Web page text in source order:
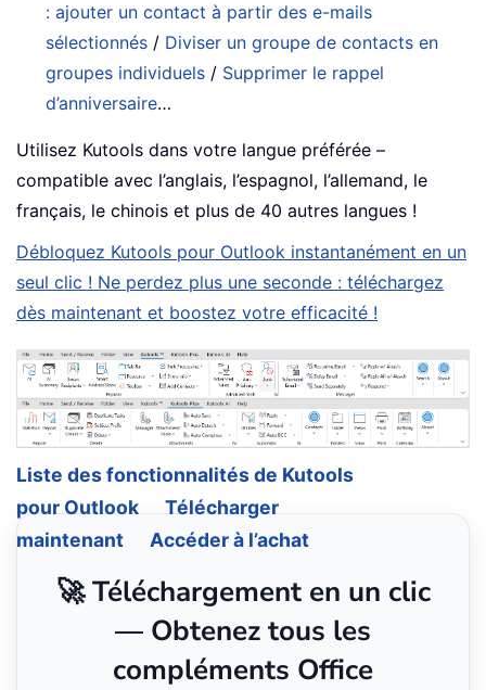
: ajouter un contact à partir des e-mails
sélectionnés / Diviser un groupe de contacts en
groupes individuels / Supprimer le rappel
d’anniversaire…
Utilisez Kutools dans votre langue préférée –
compatible avec l’anglais, l’espagnol, l’allemand, le
français, le chinois et plus de 40 autres langues !
Débloquez Kutools pour Outlook instantanément en un
seul clic ! Ne perdez plus une seconde : téléchargez
dès maintenant et boostez votre efficacité !
Liste des fonctionnalités de Kutools
pour Outlook
Télécharger
maintenant
Accéder à l’achat
🚀 Téléchargement en un clic
— Obtenez tous les
compléments Office